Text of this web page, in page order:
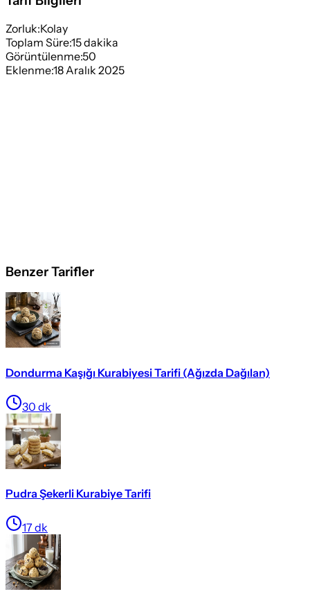
Zorluk:Kolay
Toplam Süre:15dakika
Görüntülenme:50
Eklenme:18 Aralık 2025
Benzer Tarifler
Dondurma Kaşığı Kurabiyesi Tarifi (Ağızda Dağılan)
30 dk
Pudra Şekerli Kurabiye Tarifi
17 dk